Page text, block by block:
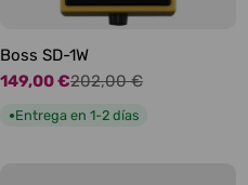
Boss SD-1W
Precio
de
149,00 €
Precio
habitual
202,00 €
●Entrega en 1-2 días